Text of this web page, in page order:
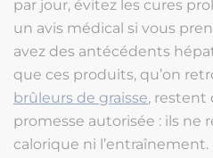
par jour, évitez les cures
un avis médical si vous
avez des antécédents
que ces produits, qu’on
brûleurs de graisse, restent
promesse autorisée : ils ne
calorique ni